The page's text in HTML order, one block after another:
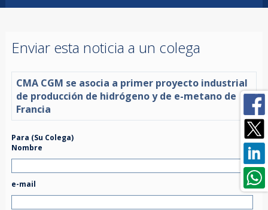
Enviar esta noticia a un colega
CMA CGM se asocia a primer proyecto industrial
de producción de hidrógeno y de e-metano de
Francia
Para (Su Colega)
Nombre
e-mail